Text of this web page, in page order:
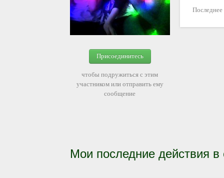
Присоединитесь
чтобы подружиться с этим
участником или отправить ему
сообщение
Мои последние действия